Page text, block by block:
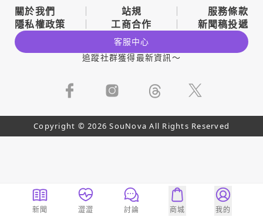
關於我們 站規
服務條款
隱私權政策
工商合作 新聞稿投遞
客服中心
追蹤社群獲得最新資訊～
Copyright © 2026 SouNova All Rights Reserved
新聞 澀澀 討論 商城 我的